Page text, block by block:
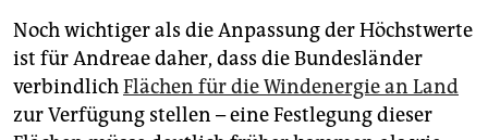
Noch wichtiger als die Anpassung der Höchstwerte
ist für Andreae daher, dass die Bundesländer
verbindlichFlächen für die Windenergie an Land
zur Verfügung stellen – eine Festlegung dieser